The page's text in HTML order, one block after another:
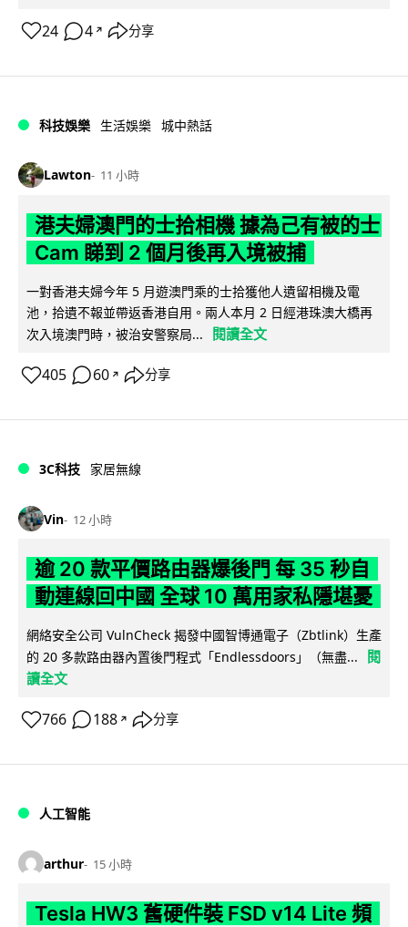
24 4 ↗ 分享
科技娛樂 生活娛樂 城中熱話
Lawton 11 小時
港夫婦澳門的士拾相機 據為己有被的士
Cam 睇到 2 個月後再入境被捕
一對香港夫婦今年 5 月遊澳門乘的士拾獲他人遺留相機及電
池，拾遺不報並帶返香港自用。兩人本月 2 日經港珠澳大橋再
次入境澳門時，被治安警察局...
閱讀全文
405 60 ↗ 分享
3C科技 家居無線
Vin 12 小時
逾 20 款平價路由器爆後門 每 35 秒自
動連線回中國 全球 10 萬用家私隱堪憂
網絡安全公司 VulnCheck 揭發中國智博通電子（Zbtlink）生產
的 20 多款路由器內置後門程式「Endlessdoors」（無盡...
閱
讀全文
766 188 ↗ 分享
人工智能
arthur 15 小時
Tesla HW3 舊硬件裝 FSD v14 Lite 頻